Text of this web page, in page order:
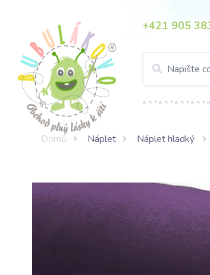
+421 905
Domů Náplet Náplet hladký